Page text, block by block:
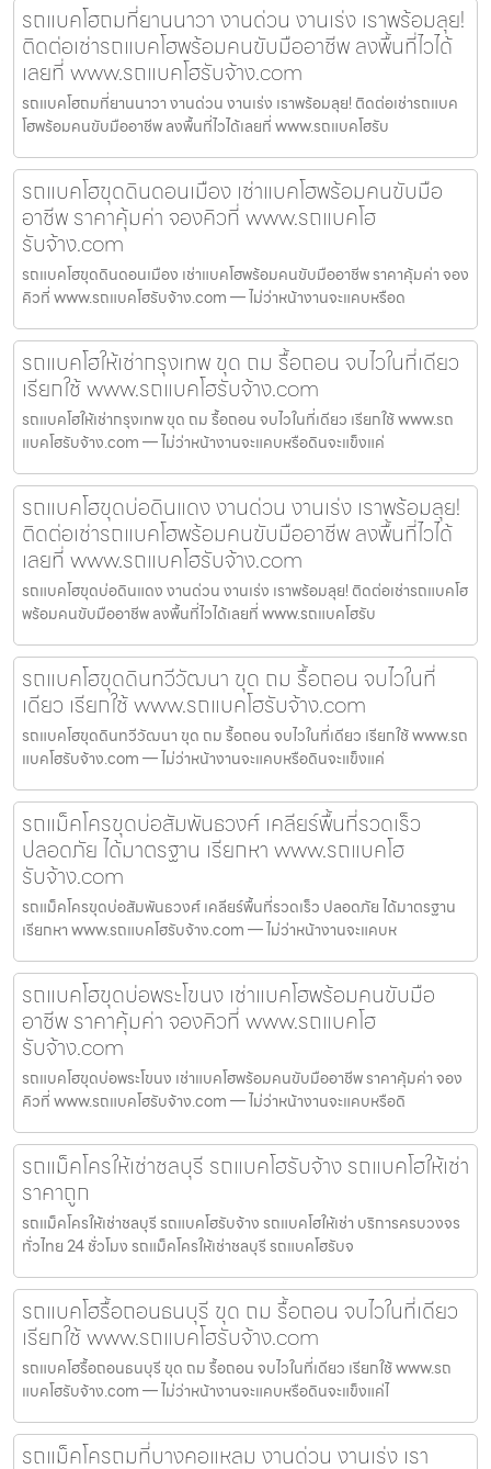
รถแบคโฮถมที่ยานนาวา งานด่วน งานเร่ง เราพร้อมลุย!
ติดต่อเช่ารถแบคโฮพร้อมคนขับมืออาชีพ ลงพื้นที่ไวได้
เลยที่ www.รถแบคโฮรับจ้าง.com
รถแบคโฮถมที่ยานนาวา งานด่วน งานเร่ง เราพร้อมลุย! ติดต่อเช่ารถแบค
โฮพร้อมคนขับมืออาชีพ ลงพื้นที่ไวได้เลยที่ www.รถแบคโฮรับ
รถแบคโฮขุดดินดอนเมือง เช่าแบคโฮพร้อมคนขับมือ
อาชีพ ราคาคุ้มค่า จองคิวที่ www.รถแบคโฮ
รับจ้าง.com
รถแบคโฮขุดดินดอนเมือง เช่าแบคโฮพร้อมคนขับมืออาชีพ ราคาคุ้มค่า จอง
คิวที่ www.รถแบคโฮรับจ้าง.com — ไม่ว่าหน้างานจะแคบหรือด
รถแบคโฮให้เช่ากรุงเทพ ขุด ถม รื้อถอน จบไวในที่เดียว
เรียกใช้ www.รถแบคโฮรับจ้าง.com
รถแบคโฮให้เช่ากรุงเทพ ขุด ถม รื้อถอน จบไวในที่เดียว เรียกใช้ www.รถ
แบคโฮรับจ้าง.com — ไม่ว่าหน้างานจะแคบหรือดินจะแข็งแค่
รถแบคโฮขุดบ่อดินแดง งานด่วน งานเร่ง เราพร้อมลุย!
ติดต่อเช่ารถแบคโฮพร้อมคนขับมืออาชีพ ลงพื้นที่ไวได้
เลยที่ www.รถแบคโฮรับจ้าง.com
รถแบคโฮขุดบ่อดินแดง งานด่วน งานเร่ง เราพร้อมลุย! ติดต่อเช่ารถแบคโฮ
พร้อมคนขับมืออาชีพ ลงพื้นที่ไวได้เลยที่ www.รถแบคโฮรับ
รถแบคโฮขุดดินทวีวัฒนา ขุด ถม รื้อถอน จบไวในที่
เดียว เรียกใช้ www.รถแบคโฮรับจ้าง.com
รถแบคโฮขุดดินทวีวัฒนา ขุด ถม รื้อถอน จบไวในที่เดียว เรียกใช้ www.รถ
แบคโฮรับจ้าง.com — ไม่ว่าหน้างานจะแคบหรือดินจะแข็งแค่
รถแม็คโครขุดบ่อสัมพันธวงศ์ เคลียร์พื้นที่รวดเร็ว
ปลอดภัย ได้มาตรฐาน เรียกหา www.รถแบคโฮ
รับจ้าง.com
รถแม็คโครขุดบ่อสัมพันธวงศ์ เคลียร์พื้นที่รวดเร็ว ปลอดภัย ได้มาตรฐาน
เรียกหา www.รถแบคโฮรับจ้าง.com — ไม่ว่าหน้างานจะแคบห
รถแบคโฮขุดบ่อพระโขนง เช่าแบคโฮพร้อมคนขับมือ
อาชีพ ราคาคุ้มค่า จองคิวที่ www.รถแบคโฮ
รับจ้าง.com
รถแบคโฮขุดบ่อพระโขนง เช่าแบคโฮพร้อมคนขับมืออาชีพ ราคาคุ้มค่า จอง
คิวที่ www.รถแบคโฮรับจ้าง.com — ไม่ว่าหน้างานจะแคบหรือดิ
รถแม็คโครให้เช่าชลบุรี รถแบคโฮรับจ้าง รถแบคโฮให้เช่า
ราคาถูก
รถแม็คโครให้เช่าชลบุรี รถแบคโฮรับจ้าง รถแบคโฮให้เช่า บริการครบวงจร
ทั่วไทย 24 ชั่วโมง รถแม็คโครให้เช่าชลบุรี รถแบคโฮรับจ
รถแบคโฮรื้อถอนธนบุรี ขุด ถม รื้อถอน จบไวในที่เดียว
เรียกใช้ www.รถแบคโฮรับจ้าง.com
รถแบคโฮรื้อถอนธนบุรี ขุด ถม รื้อถอน จบไวในที่เดียว เรียกใช้ www.รถ
แบคโฮรับจ้าง.com — ไม่ว่าหน้างานจะแคบหรือดินจะแข็งแค่ไ
รถแม็คโครถมที่บางคอแหลม งานด่วน งานเร่ง เรา